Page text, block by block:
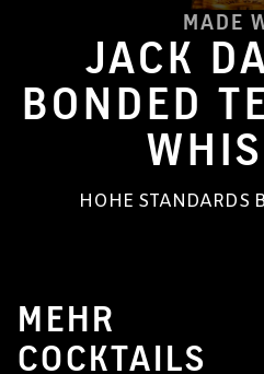
MADE
JACK
BONDED
HOHE STANDARDS
MEHR
COCKTAILS